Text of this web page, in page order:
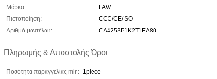
Μάρκα:
FAW
Πιστοποίηση:
CCC/CE/ISO
Αριθμό μοντέλου:
CA4253P1K2T1EA80
Πληρωμής & Αποστολής Όροι
Ποσότητα παραγγελίας min: 1piece